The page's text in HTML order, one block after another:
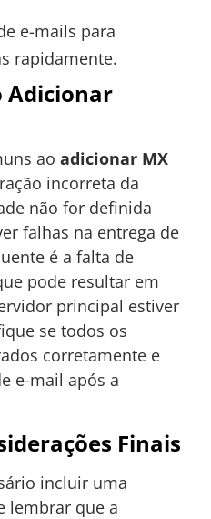
e-mails para
rapidamente.
Adicionar
ao adicionar MX
incorreta da
não for definida
falhas na entrega de
é a falta de
pode resultar em
principal estiver
se todos os
corretamente e
e-mail após a
Finais
incluir uma
lembrar que a